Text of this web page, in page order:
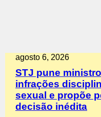
agosto 6, 2026
STJ pune
infrações
sexual e propõe
decisão inédita